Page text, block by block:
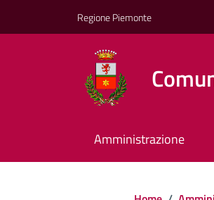
Regione Piemonte
Amministrazione